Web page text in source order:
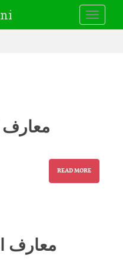
معارف
READ MORE
معارف